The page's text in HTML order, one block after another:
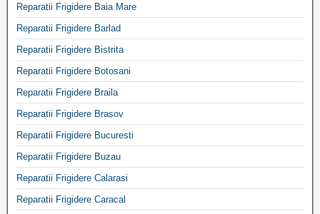
Reparatii Frigidere Baia Mare
Reparatii Frigidere Barlad
Reparatii Frigidere Bistrita
Reparatii Frigidere Botosani
Reparatii Frigidere Braila
Reparatii Frigidere Brasov
Reparatii Frigidere Bucuresti
Reparatii Frigidere Buzau
Reparatii Frigidere Calarasi
Reparatii Frigidere Caracal